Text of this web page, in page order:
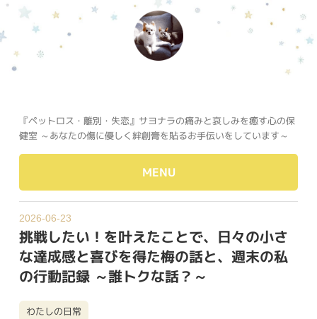
『ペットロス・離別・失恋』サヨナラの痛みと哀しみを癒す心の保
健室 ～あなたの傷に優しく絆創膏を貼るお手伝いをしています～
MENU
2026-06-23
挑戦したい！を叶えたことで、日々の小さ
な達成感と喜びを得た梅の話と、週末の私
の行動記録 ～誰トクな話？～
わたしの日常